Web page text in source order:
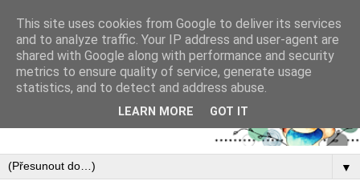
▼
This site uses cookies from Google to deliver its services
and to analyze traffic. Your IP address and user-agent are
shared with Google along with performance and security
metrics to ensure quality of service, generate usage
statistics, and to detect and address abuse.
LEARN MORE GOT IT